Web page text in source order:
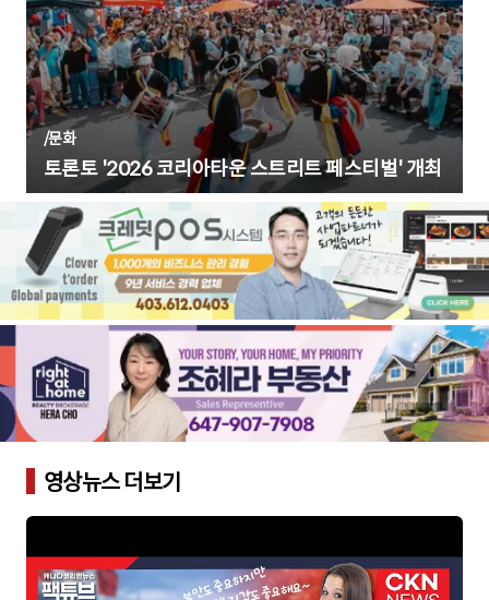
/문화
토론토 '2026 코리아타운 스트리트 페스티벌' 개최
영상뉴스 더보기